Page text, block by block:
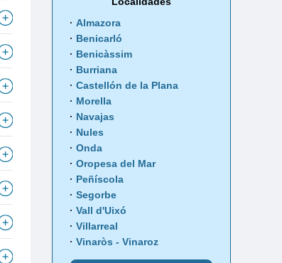
Almazora
Benicarló
Benicàssim
Burriana
Castellón de la Plana
Morella
Navajas
Nules
Onda
Oropesa del Mar
Peñíscola
Segorbe
Vall d'Uixó
Villarreal
Vinaròs - Vinaroz